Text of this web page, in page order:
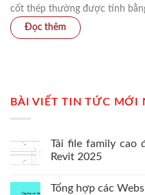
cốt thép thường được tính
BÀI VIẾT TIN TỨC MỚI
Tải file family cao
Revit 2025
Tổng hợp các